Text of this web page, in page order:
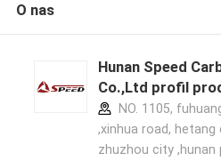
O nas
Hunan Speed
Co.,Ltd profil
NO. 1105,
,xinhua road, hetang
zhuzhou city ,hunan